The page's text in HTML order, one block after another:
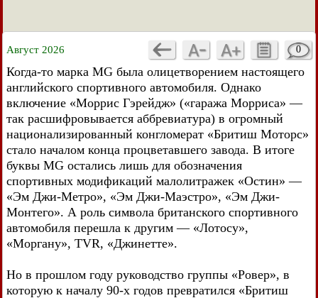
Август 2026 0
Когда-то марка MG была олицетворением настоящего
английского спортивного автомобиля. Однако
включение «Моррис Гэрейдж» («гаража Морриса» —
так расшифровывается аббревиатура) в огромный
национализированный конгломерат «Бритиш Моторс»
стало началом конца процветавшего завода. В итоге
буквы MG остались лишь для обозначения
спортивных модификаций малолитражек «Остин» —
«Эм Джи-Метро», «Эм Джи-Маэстро», «Эм Джи-
Монтего». А роль символа британского спортивного
автомобиля перешла к другим — «Лотосу»,
«Моргану», TVR, «Джинетте».
Но в прошлом году руководство группы «Ровер», в
которую к началу 90-х годов превратился «Бритиш